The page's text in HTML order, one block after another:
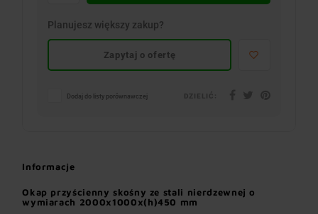
Planujesz większy zakup?
Zapytaj o ofertę
Dodaj do listy porównawczej
Informacje
Okap przyścienny skośny ze stali nierdzewnej o
wymiarach 2000x1000x(h)450 mm